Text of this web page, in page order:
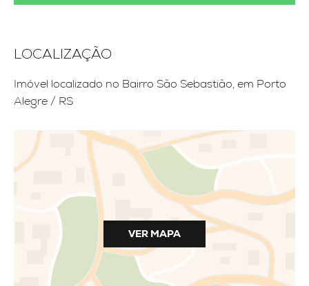
LOCALIZAÇÃO
Imóvel localizado no Bairro São Sebastião, em Porto
Alegre / RS
VER MAPA